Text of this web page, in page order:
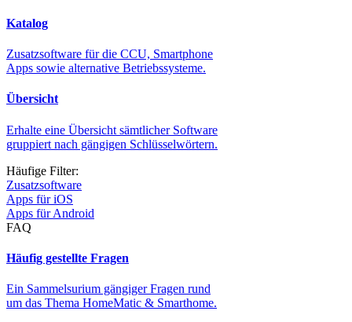
Katalog
Zusatzsoftware für die CCU, Smartphone
Apps sowie alternative Betriebssysteme.
Übersicht
Erhalte eine Übersicht sämtlicher Software
gruppiert nach gängigen Schlüsselwörtern.
Häufige Filter:
Zusatzsoftware
Apps für iOS
Apps für Android
FAQ
Häufig gestellte Fragen
Ein Sammelsurium gängiger Fragen rund
um das Thema HomeMatic & Smarthome.